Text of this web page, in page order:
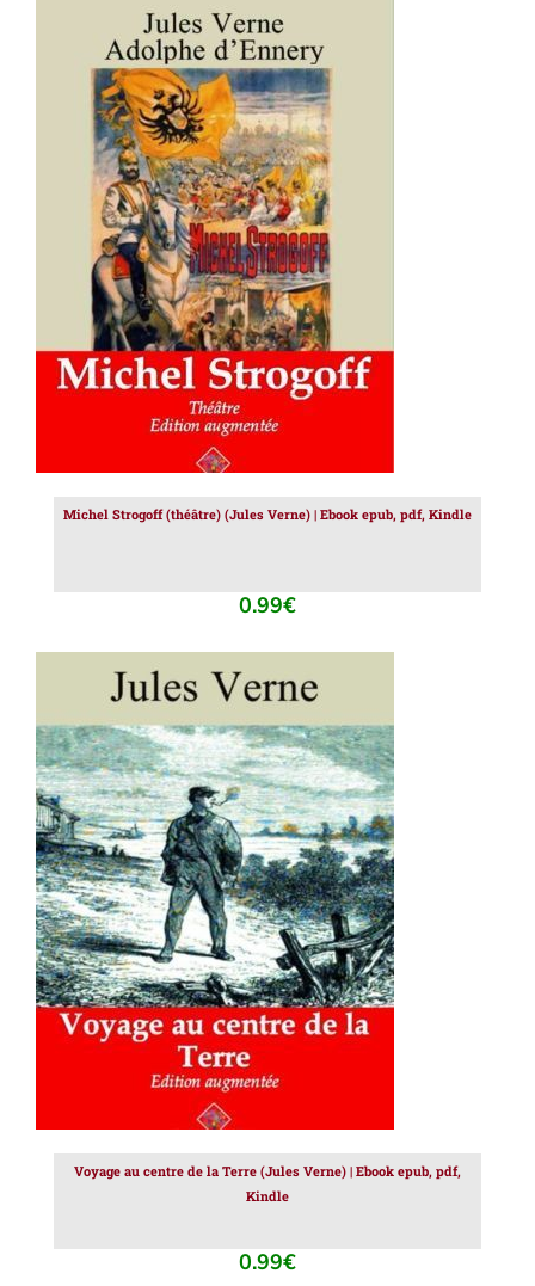
AJOUTER AU PANIER / DÉTAILS
Michel Strogoff (théâtre) (Jules Verne) | Ebook epub, pdf, Kindle
0.99€
AJOUTER AU PANIER / DÉTAILS
Voyage au centre de la Terre (Jules Verne) | Ebook epub, pdf,
Kindle
0.99€